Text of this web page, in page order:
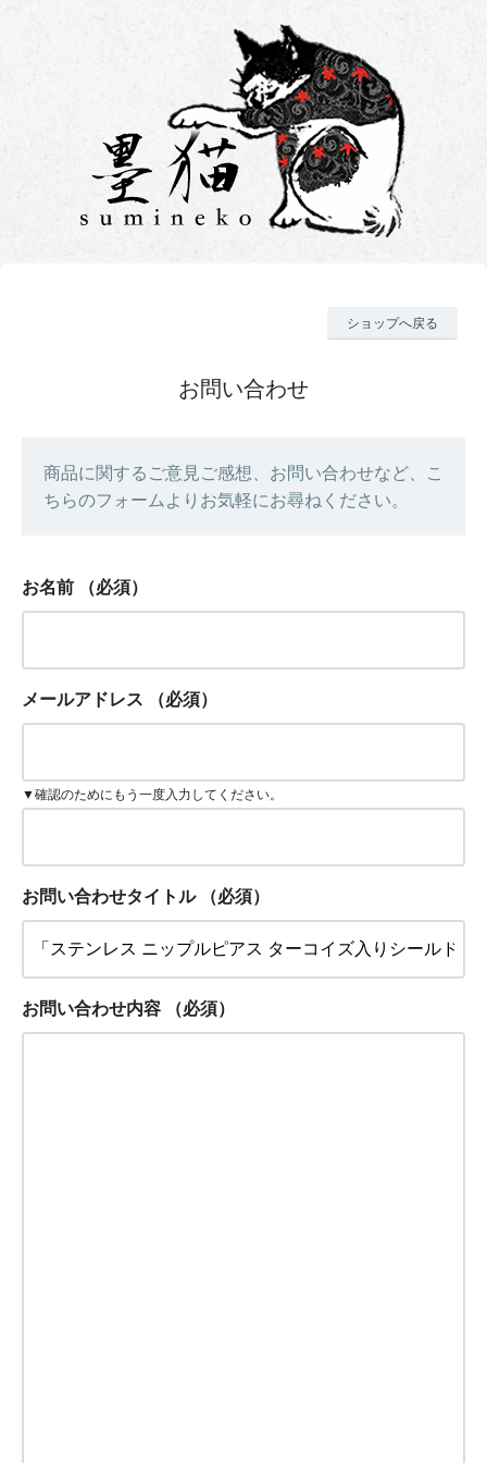
ショップへ戻る
お問い合わせ
商品に関するご意見ご感想、お問い合わせなど、こ
ちらのフォームよりお気軽にお尋ねください。
お名前 （必須）
メールアドレス （必須）
▼確認のためにもう一度入力してください。
お問い合わせタイトル （必須）
お問い合わせ内容 （必須）